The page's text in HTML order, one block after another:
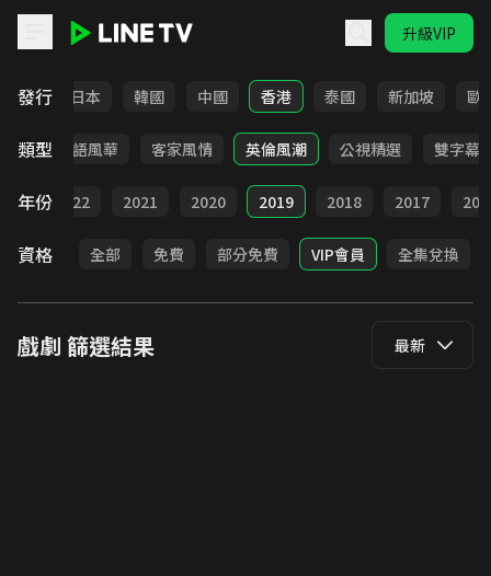
升級VIP
發行
台灣 日本 韓國 中國 香港 泰國 新加坡 歐
類型
俠 台語風華 客家風情 英倫風潮 公視精選 雙字幕
年份 2022 2021 2020 2019 2018 2017
資格 全部 免費 部分免費 VIP會員 全集兌換
戲劇 篩選結果 最新